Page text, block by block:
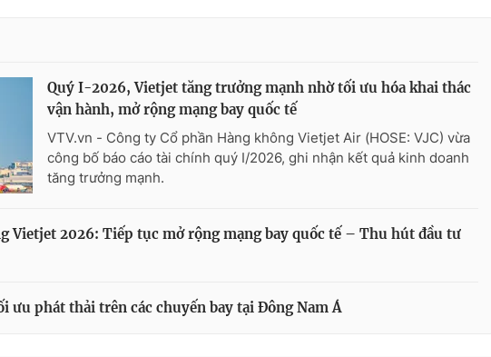
Quý I-2026, Vietjet tăng trưởng mạnh nhờ tối ưu hóa khai thác
vận hành, mở rộng mạng bay quốc tế
VTV.vn - Công ty Cổ phần Hàng không Vietjet Air (HOSE: VJC) vừa
công bố báo cáo tài chính quý I/2026, ghi nhận kết quả kinh doanh
tăng trưởng mạnh.
Vietjet 2026: Tiếp tục mở rộng mạng bay quốc tế – Thu hút đầu tư
ưu phát thải trên các chuyến bay tại Đông Nam Á